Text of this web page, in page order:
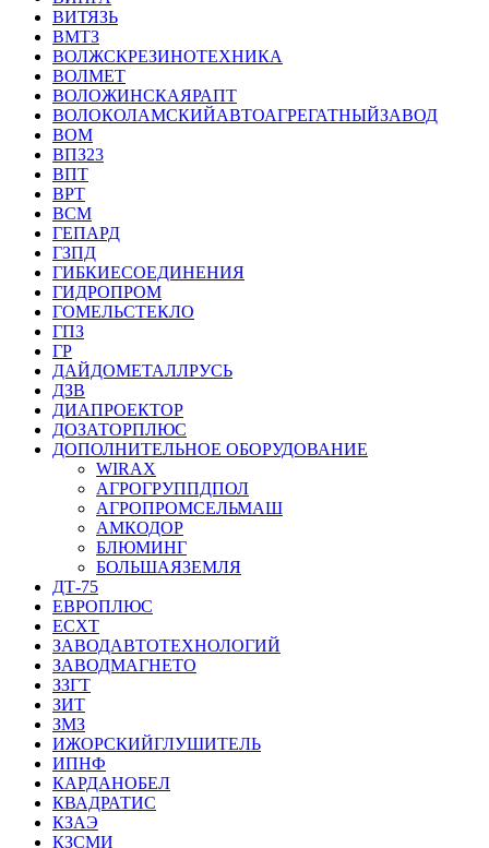
ВИТЯЗЬ
ВМТЗ
ВОЛЖСКРЕЗИНОТЕХНИКА
ВОЛМЕТ
ВОЛОЖИНСКАЯРАПТ
ВОЛОКОЛАМСКИЙАВТОАГРЕГАТНЫЙЗАВОД
ВОМ
ВПЗ23
ВПТ
ВРТ
ВСМ
ГЕПАРД
ГЗПД
ГИБКИЕСОЕДИНЕНИЯ
ГИДРОПРОМ
ГОМЕЛЬСТЕКЛО
ГПЗ
ГР
ДАЙДОМЕТАЛЛРУСЬ
ДЗВ
ДИАПРОЕКТОР
ДОЗАТОРПЛЮС
ДОПОЛНИТЕЛЬНОЕ ОБОРУДОВАНИЕ
WIRAX
АГРОГРУППДПОЛ
АГРОПРОМСЕЛЬМАШ
АМКОДОР
БЛЮМИНГ
БОЛЬШАЯЗЕМЛЯ
ДТ-75
ЕВРОПЛЮС
ЕСХТ
ЗАВОДАВТОТЕХНОЛОГИЙ
ЗАВОДМАГНЕТО
ЗЗГТ
ЗИТ
ЗМЗ
ИЖОРСКИЙГЛУШИТЕЛЬ
ИПНФ
КАРДАНОБЕЛ
КВАДРАТИС
КЗАЭ
КЗСМИ